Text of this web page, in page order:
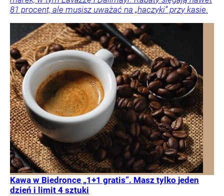
81 procent, ale musisz uważać na „haczyki” przy kasie.
Kawa w Biedronce „1+1 gratis”. Masz tylko jeden
dzień i limit 4 sztuki